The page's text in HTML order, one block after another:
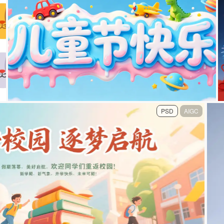
PSD AIGC